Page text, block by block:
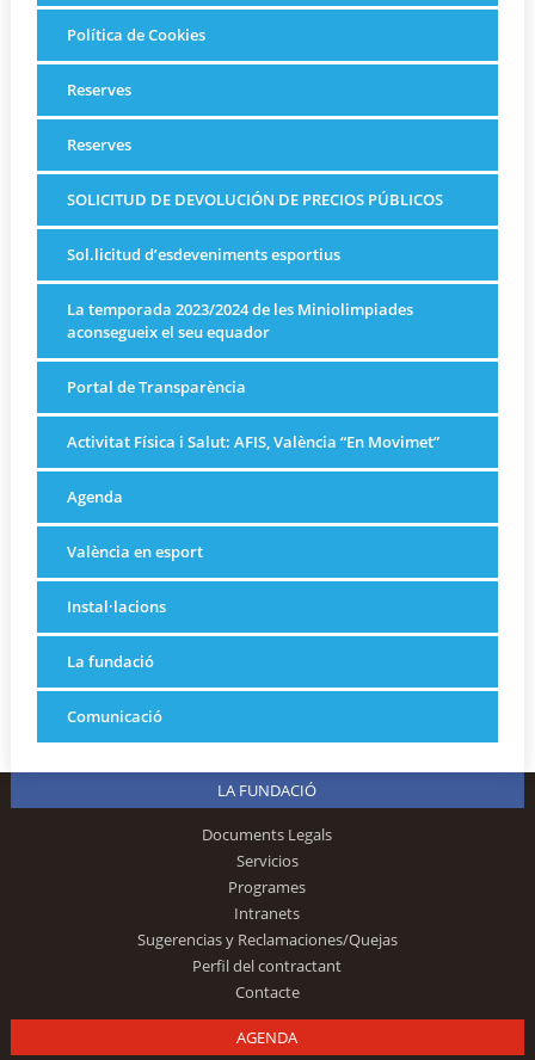
Política de Cookies
Reserves
Reserves
SOLICITUD DE DEVOLUCIÓN DE PRECIOS PÚBLICOS
Sol.licitud d’esdeveniments esportius
La temporada 2023/2024 de les Miniolimpiades
aconsegueix el seu equador
Portal de Transparència
Activitat Física i Salut: AFIS, València “En Movimet”
Agenda
València en esport
Instal·lacions
La fundació
Comunicació
LA FUNDACIÓ
Documents Legals
Servicios
Programes
Intranets
Sugerencias y Reclamaciones/Quejas
Perfil del contractant
Contacte
AGENDA